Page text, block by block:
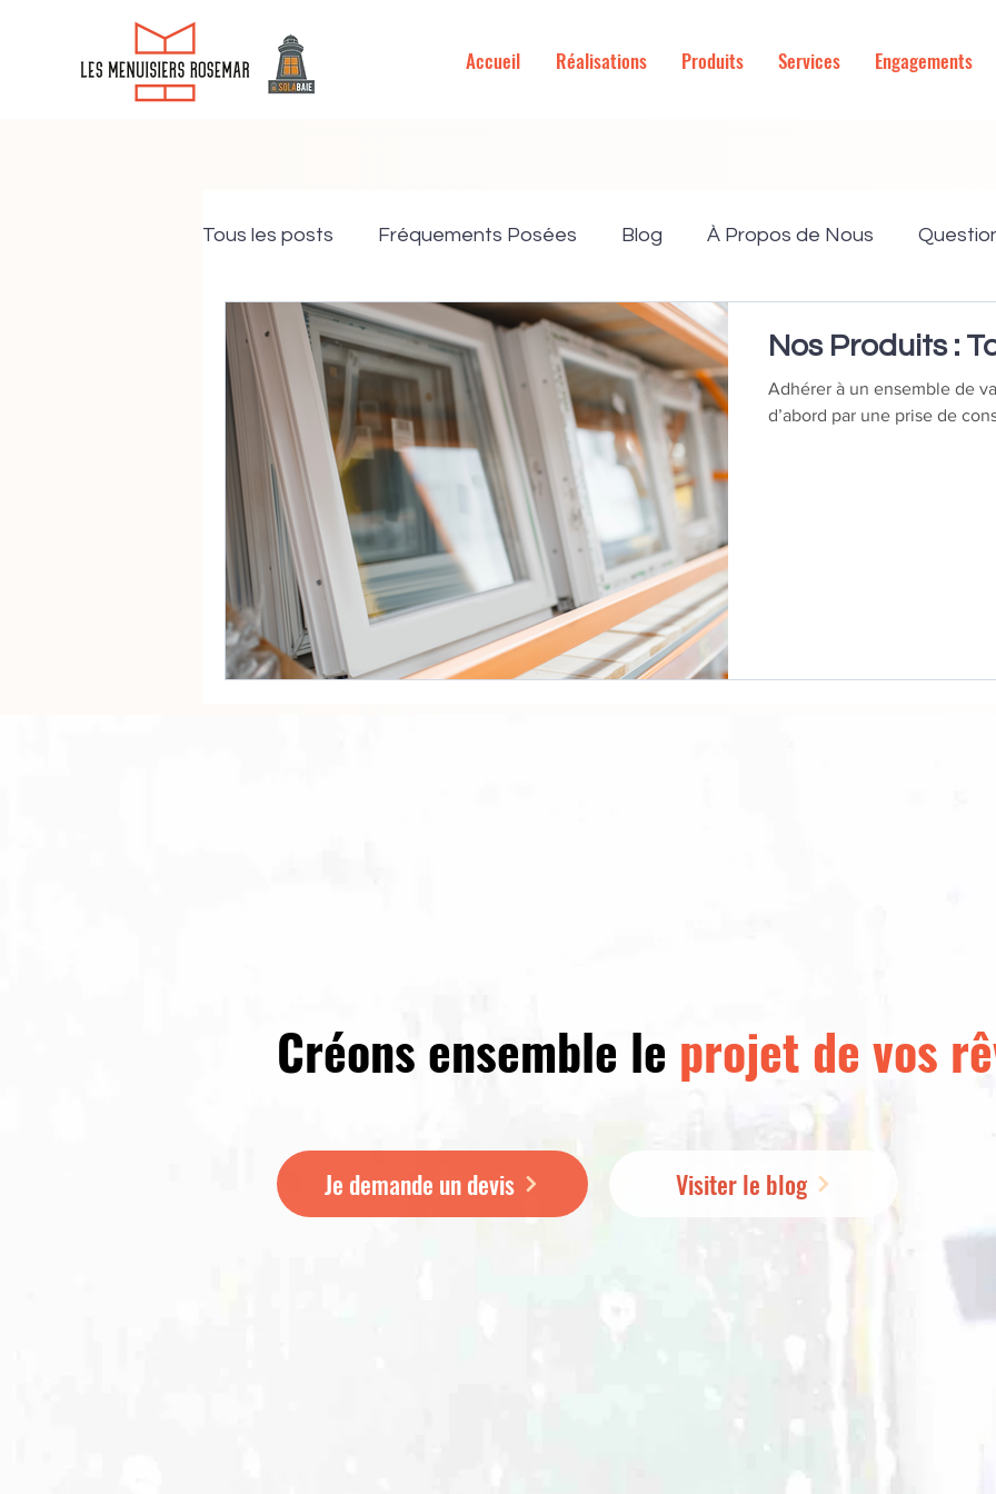
MENU
Accueil Réalisations Produits Services Engagements
Tous les posts Fréquements Posées Blog À Propos de Nous
Nos Engagements Financement & Devis Nos Produits
PVC Bois Aluminium Travaux Volet Roulant Hybride
fenêtres entreprise engagé écoresponsable
Nos Produits :
Adhérer à un ensemble de
d’abord par une prise de
Créons ensemble le projet de vos
Je demande un devis Visiter le blog